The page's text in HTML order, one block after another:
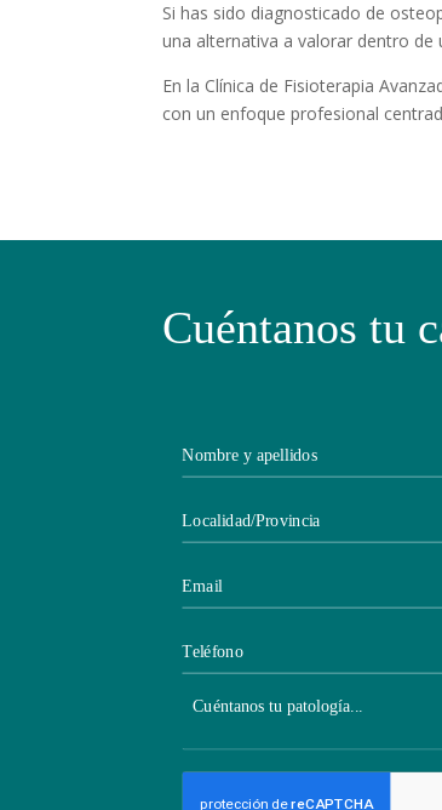
Si has sido diagnosticado de
una alternativa a valorar dentro de
En la Clínica de Fisioterapia
con un enfoque profesional
Cuéntanos tu